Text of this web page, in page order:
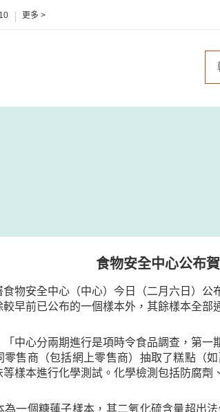
更多 >
食物安全中心公布
食物安全中心（中心）今日（二月六日）
早前已公布的一個樣本外，其餘樣本全部
「中心分兩期進行是項時令食品調查，第
零售商（包括網上零售商）抽取了糕點（
樣本進行化學測試。化學檢測包括防腐劑
為一個糖蓮子樣本，其二氧化硫含量超出